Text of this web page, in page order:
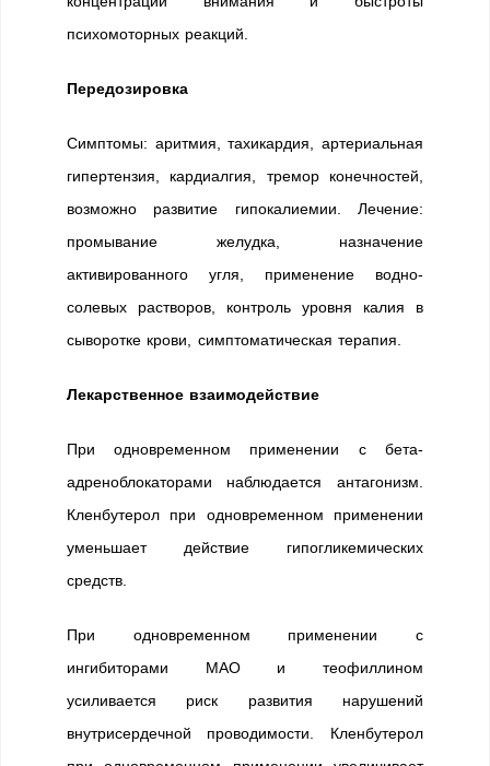
психомоторных реакций.
Передозировка
Симптомы: аритмия, тахикардия, артериальная
гипертензия, кардиалгия, тремор конечностей,
возможно развитие гипокалиемии. Лечение:
промывание желудка, назначение
активированного угля, применение водно-
солевых растворов, контроль уровня калия в
сыворотке крови, симптоматическая терапия.
Лекарственное взаимодействие
При одновременном применении с бета-
адреноблокаторами наблюдается антагонизм.
Кленбутерол при одновременном применении
уменьшает действие гипогликемических
средств.
При одновременном применении с
ингибиторами МАО и теофиллином
усиливается риск развития нарушений
внутрисердечной проводимости. Кленбутерол